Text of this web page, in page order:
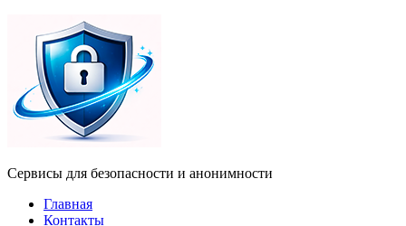
Сервисы для безопасности и анонимности
Главная
Контакты